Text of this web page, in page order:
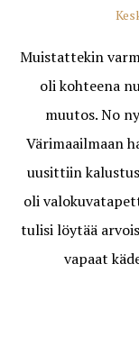
Muistattekin
oli kohteena
muutos. No
Värimaailmaan
uusittiin
oli
tulisi löytää
vapaat